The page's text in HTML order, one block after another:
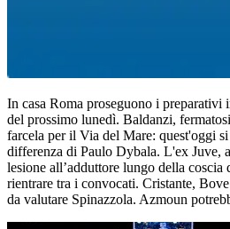
In casa Roma proseguono i preparativi
del prossimo lunedì. Baldanzi,
farcela per il Via del Mare: quest'oggi
differenza di Paulo Dybala. L'ex Juve,
lesione all’adduttore lungo della coscia
rientrare tra i convocati. Cristante,
da valutare Spinazzola. Azmoun